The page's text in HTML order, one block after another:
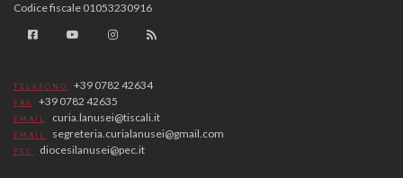
Codice fiscale 01053230916
TELEFONO +39 0782 42634
FAX +39 0782 42635
EMAIL curia.lanusei@tiscali.it
EMAIL segreteria.curialanusei@gmail.com
PEC diocesilanusei@pec.it